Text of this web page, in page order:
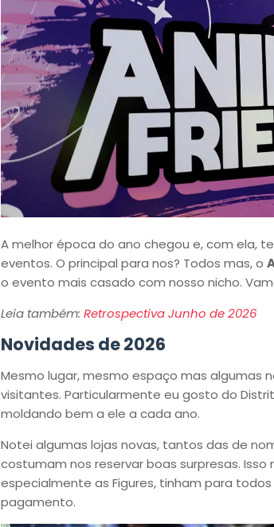
A melhor época do ano chegou e, com ela,
eventos. O principal para nos? Todos mas, o
o evento mais casado com nosso nicho.
Leia também: Retrospectiva Junho de 2026
Novidades de 2026
Mesmo lugar, mesmo espaço mas algumas
visitantes. Particularmente eu gosto do
moldando bem a ele a cada ano.
Notei algumas lojas novas, tantos das de
costumam nos reservar boas surpresas.
especialmente as Figures, tinham para
pagamento.